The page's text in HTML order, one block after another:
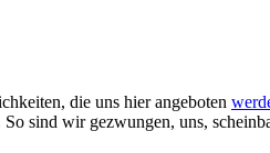
die uns hier angeboten
sind wir gezwungen, uns,